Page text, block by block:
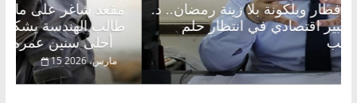
مقعد شاغر على الإفطار وبلكونة بلا زينة رمضان.. د.
عبدالخالق فاروق خبير اقتصادي في انتظار حلم
الحرية ولمة الحبايب
22 فبراير، 2026